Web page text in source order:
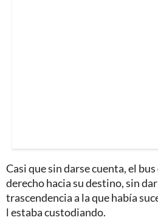
Casi que sin darse cuenta, el
derecho hacia su destino, sin
trascendencia a la que había
l estaba custodiando.